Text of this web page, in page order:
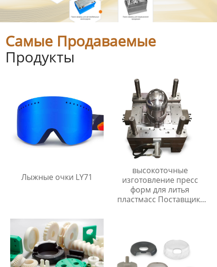
Самые Продаваемые
Продукты
Лыжные очки LY71
высокоточные
изготовление пресс
форм для литья
пластмасс Поставщик/